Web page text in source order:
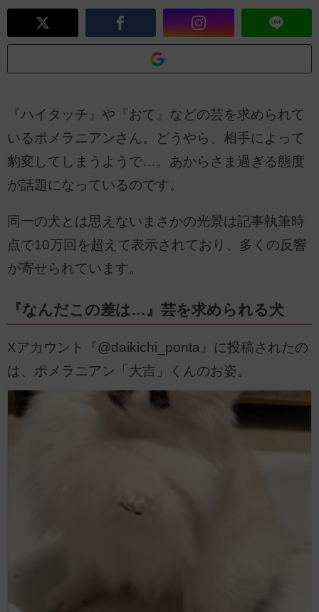
『ハイタッチ』や『おて』などの芸を求められて
いるポメラニアンさん。どうやら、相手によって
豹変してしまうようで…。あからさま過ぎる態度
が話題になっているのです。
同一の犬とは思えないまさかの光景は記事執筆時
点で10万回を超えて表示されており、多くの反響
が寄せられています。
『なんだこの差は…』芸を求められる犬
Xアカウント『@daikichi_ponta』に投稿されたの
は、ポメラニアン「大吉」くんのお姿。